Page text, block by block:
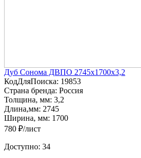
Дуб Сонома ДВПО 2745х1700х3,2
КодДляПоиска: 19853
Страна бренда: Россия
Толщина, мм: 3,2
Длина,мм: 2745
Ширина, мм: 1700
780 ₽/лист
Доступно: 34